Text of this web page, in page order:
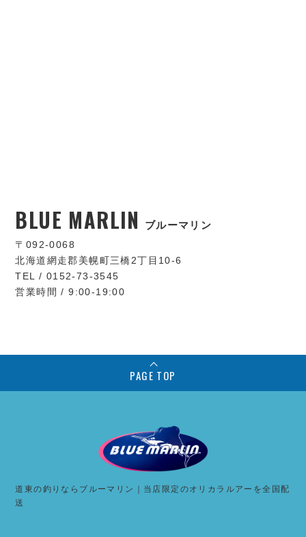
BLUE MARLIN ブルーマリン
〒092-0068
北海道網走郡美幌町三橋2丁目10-6
TEL / 0152-73-3545
営業時間 / 9:00-19:00
PAGE TOP
道東の釣りならブルーマリン｜当店限定のオリカラルアーを全国配
送